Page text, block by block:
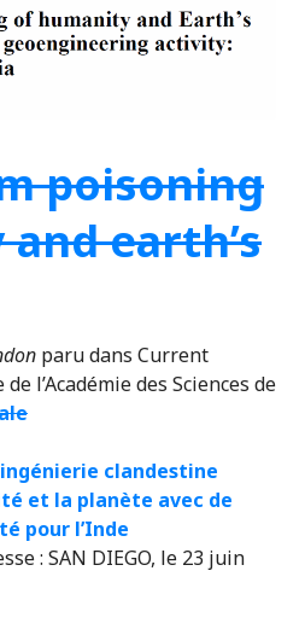
poisoning
earth’s
paru dans Current
l’Académie des Sciences de
clandestine
et la planète avec de
pour l’Inde
: SAN DIEGO, le 23 juin